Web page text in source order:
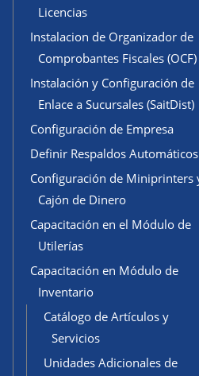
Licencias
Instalacion de Organizador de
Comprobantes Fiscales (OCF)
Instalación y Configuración de
Enlace a Sucursales (SaitDist)
Configuración de Empresa
Definir Respaldos Automáticos
Configuración de Miniprinters
Cajón de Dinero
Capacitación en el Módulo de
Utilerías
Capacitación en Módulo de
Inventario
Catálogo de Artículos y
Servicios
Unidades Adicionales de